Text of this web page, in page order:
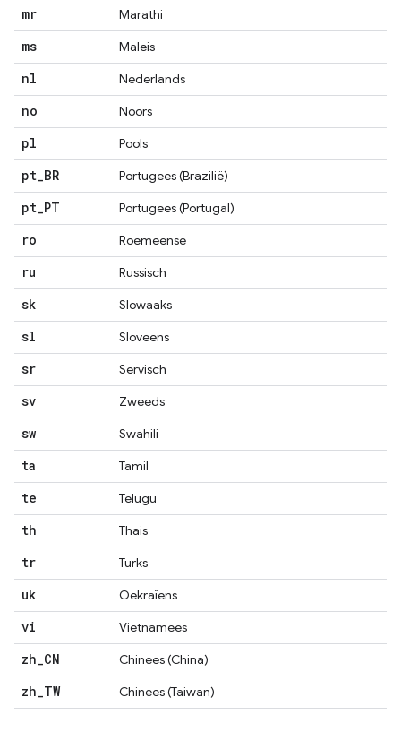
mr Marathi
ms Maleis
nl Nederlands
no Noors
pl Pools
pt BR Portugees (Brazilië)
pt PT Portugees (Portugal)
ro Roemeense
ru Russisch
sk Slowaaks
sl Sloveens
sr Servisch
sv Zweeds
sw Swahili
ta Tamil
te Telugu
th Thais
tr Turks
uk Oekraïens
vi Vietnamees
zh CN Chinees (China)
zh TW Chinees (Taiwan)